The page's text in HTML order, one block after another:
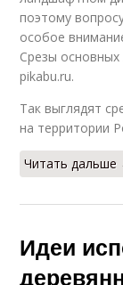
поэтому
особое
Срезы
pikabu.ru.
Так выглядят
на территории
Читать дальше
Идеи